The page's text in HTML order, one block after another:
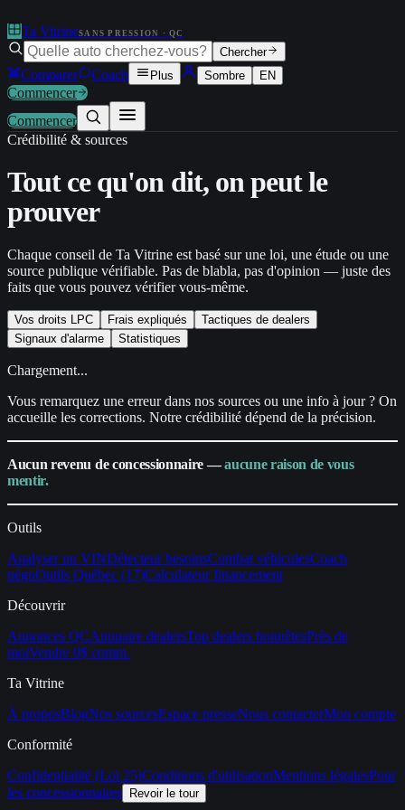
Ta VitrineSANS PRESSION · QC
Chercher
Comparer Coach Plus Sombre EN
Commencer
Commencer
Crédibilité & sources
Tout ce qu'on dit, on peut le
prouver
Chaque conseil de Ta Vitrine est basé sur une loi, une étude ou une
source publique vérifiable. Pas de blabla, pas d'opinion — juste des
faits que vous pouvez vérifier vous-même.
Vos droits LPC Frais expliqués
Tactiques de dealers
Signaux d'alarme
Statistiques
Chargement...
Vous remarquez une erreur dans nos sources ou une info à jour ? On
accueille les corrections. Notre crédibilité dépend de la précision.
Aucun revenu de concessionnaire — aucune raison de vous
mentir.
Outils
Analyser un VINDétecteur besoinsCombat véhiculesCoach
négoOutils Québec (17)Calculateur financement
Découvrir
Annonces QCAnnuaire dealersTop dealers honnêtesPrès de
moiVendre 0$ comm.
Ta Vitrine
À proposBlogNos sourcesEspace presseNous contacterMon compte
Conformité
Confidentialité (Loi 25)Conditions d'utilisationMentions légalesPour
les concessionnaires
Revoir le tour